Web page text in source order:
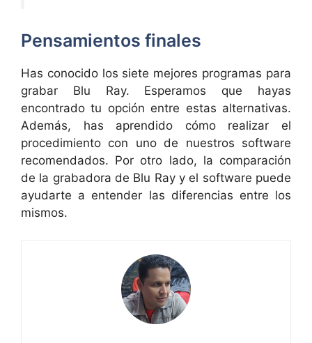
Pensamientos finales
Has conocido los siete mejores programas para
grabar Blu Ray. Esperamos que hayas
encontrado tu opción entre estas alternativas.
Además, has aprendido cómo realizar el
procedimiento con uno de nuestros software
recomendados. Por otro lado, la comparación
de la grabadora de Blu Ray y el software puede
ayudarte a entender las diferencias entre los
mismos.